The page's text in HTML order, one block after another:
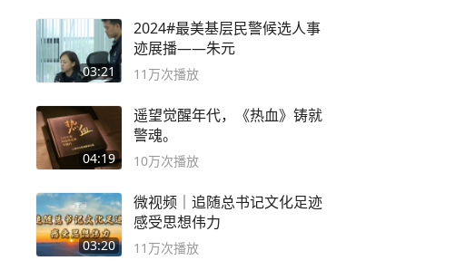
03:21
2024#最美基层民警候选人事
迹展播——朱元
11万次播放
04:19
遥望觉醒年代，《热血》铸就
警魂。
10万次播放
03:20
微视频｜追随总书记文化足迹
感受思想伟力
11万次播放